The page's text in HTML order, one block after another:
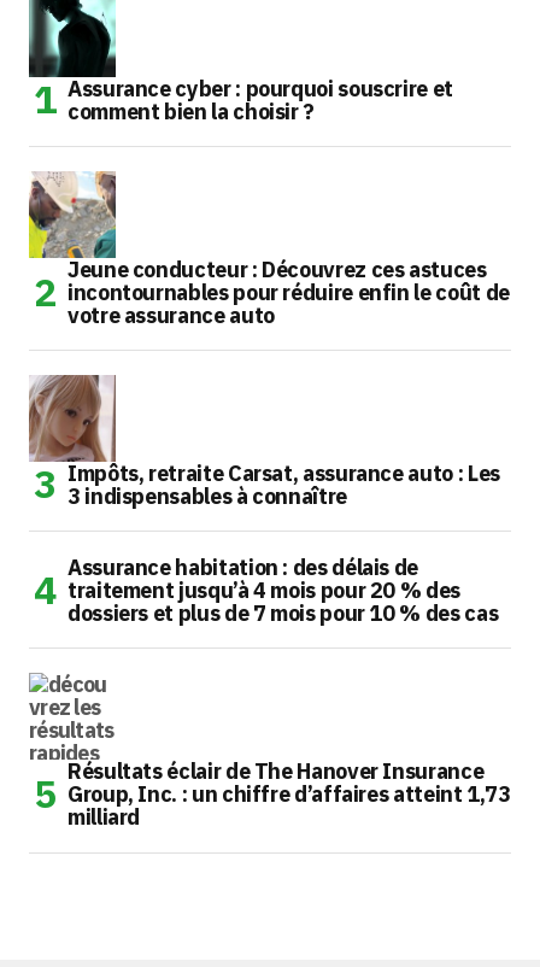
Assurance cyber : pourquoi souscrire et
comment bien la choisir ?
Jeune conducteur : Découvrez ces astuces
incontournables pour réduire enfin le coût de
votre assurance auto
Impôts, retraite Carsat, assurance auto : Les
3 indispensables à connaître
Assurance habitation : des délais de
traitement jusqu’à 4 mois pour 20 % des
dossiers et plus de 7 mois pour 10 % des cas
Résultats éclair de The Hanover Insurance
Group, Inc. : un chiffre d’affaires atteint 1,73
milliard